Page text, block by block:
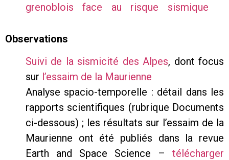
grenoblois face au risque sismique
Observations
Suivi de la sismicité des Alpes, dont focus
sur l’essaim de la Maurienne
Analyse spacio-temporelle : détail dans les
rapports scientifiques (rubrique Documents
ci-dessous) ; les résultats sur l’essaim de la
Maurienne ont été publiés dans la revue
Earth and Space Science – télécharger